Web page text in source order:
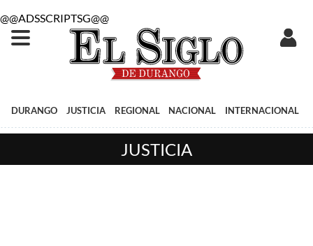
@@ADSSCRIPTSG@@
DURANGO JUSTICIA REGIONAL NACIONAL INTERNACIONAL
JUSTICIA